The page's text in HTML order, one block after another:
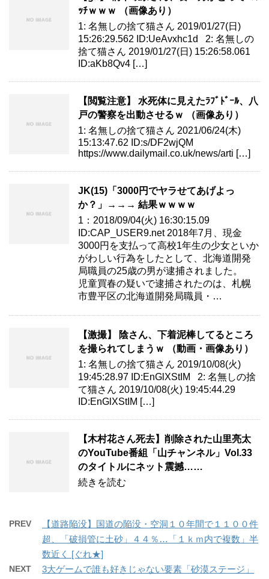
ｯﾁｗｗｗ （画像あり）
1: 名無しの捨て猫さん 2019/01/27(日)
15:26:29.562 ID:UeAvxhc1d 2: 名無しの
捨て猫さん 2019/01/27(日) 15:26:58.061
ID:aKb8Qv4 […]
【閲覧注意】 水死体に見えたﾗﾌﾞﾄﾞｰﾙ、八
戸の警察を出動させるｗ （画像あり）
1: 名無しの捨て猫さん 2021/06/24(木)
15:13:47.62 ID:s/DF2wjQM
https://www.dailymail.co.uk/news/arti […]
JK(15)「3000円でヤラせてあげよっ
か？」→→→ 結果ｗｗｗｗ
1：2018/09/04(火) 16:30:15.09
ID:CAP_USER9.net 2018年7月、現金
3000円を支払って高校1年生の少女といか
がわしい行為をしたとして、北海道開発
局職員の25歳の男が逮捕されました。
児童買春の疑いで逮捕されたのは、札幌
市豊平区の北海道開発局職員・…
【激撮】 陰さん、下着泥棒してるところ
を撮られてしまうｗ （動画・画像あり）
1: 名無しの捨て猫さん 2019/10/08(火)
19:45:28.97 ID:EnGlXStIM 2: 名無しの捨
て猫さん 2019/10/08(火) 19:45:44.29
ID:EnGlXStIM […]
【木村花さん死去】削除された山里亮太
のYouTube番組「山チャンネル」Vol.33
のタイトルにネット震撼……
続きを読む
PREV
【道路陥没】国道の陥没・空洞１０年間で１１００件
超、「破損管に土砂」４４％…「１ｋｍ内で複数」半
数近く [ぐれ★]
NEXT 3大ゲームで誰も好きじゃない要素「砂漠ステージ」